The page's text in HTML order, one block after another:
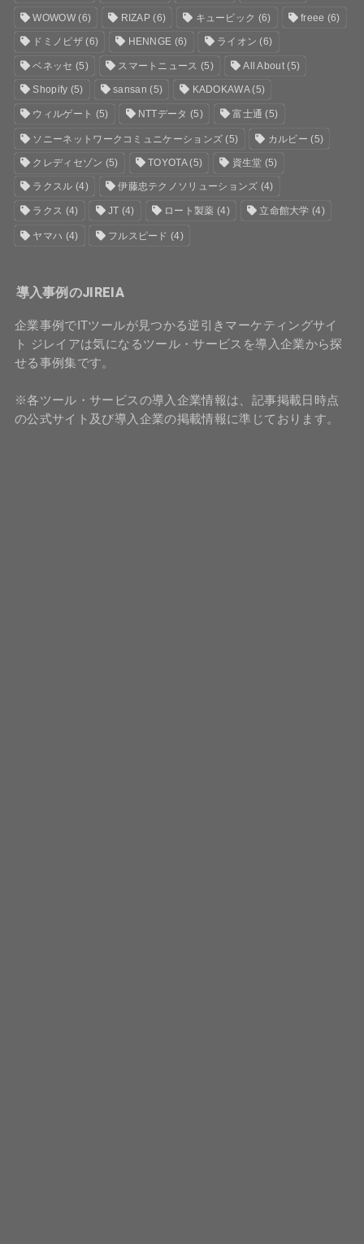
WOWOW(6) RIZAP (6) キュービック (6) freee (6)
ドミノピザ(6) HENNGE (6) ライオン (6)
ベネッセ (5) スマートニュース (5) All About(5)
Shopify (5) sansan (5) KADOKAWA(5)
ウィルゲート (5) NTTデータ (5) 富士通 (5)
ソニーネットワークコミュニケーションズ (5) カルビー (5)
クレディセゾン (5) TOYOTA(5) 資生堂 (5)
ラクスル (4) 伊藤忠テクノソリューションズ (4)
ラクス (4) JT (4) ロート製薬 (4) 立命館大学 (4)
ヤマハ (4) フルスピード (4)
導入事例のJIREIA
企業事例でITツールが見つかる逆引きマーケティングサイ
ト ジレイアは気になるツール・サービスを導入企業から探
せる事例集です。
※各ツール・サービスの導入企業情報は、記事掲載日時点
の公式サイト及び導入企業の掲載情報に準じております。